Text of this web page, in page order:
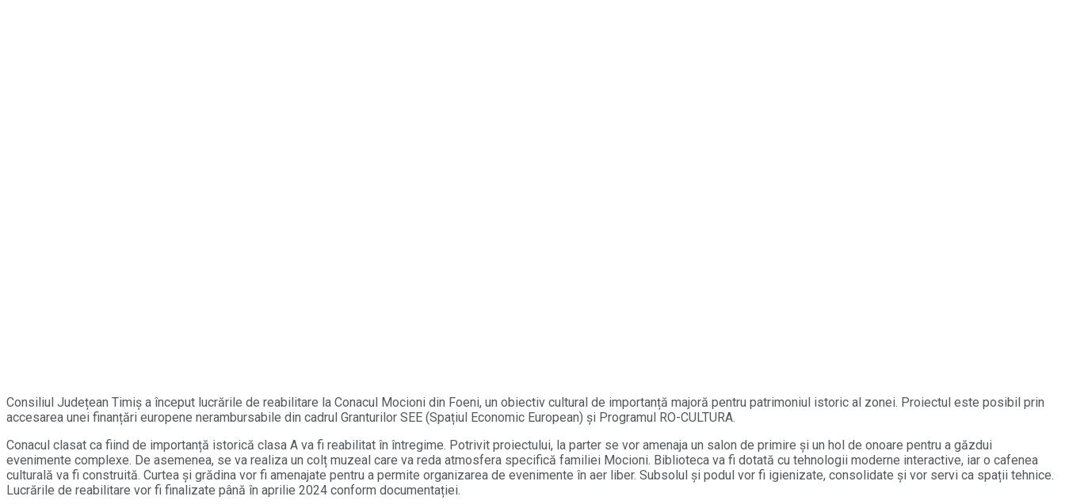
Consiliul Județean Timiș a început lucrările de reabilitare la Conacul Mocioni din Foeni, un obiectiv cultural de importanță majoră pentru patrimoniul istoric al zonei. Proiectul este posibil prin
accesarea unei finanțări europene nerambursabile din cadrul Granturilor SEE (Spațiul Economic European) și Programul RO-CULTURA.
Conacul clasat ca fiind de importanță istorică clasa A va fi reabilitat în întregime. Potrivit proiectului, la parter se vor amenaja un salon de primire și un hol de onoare pentru a găzdui
evenimente complexe. De asemenea, se va realiza un colț muzeal care va reda atmosfera specifică familiei Mocioni. Biblioteca va fi dotată cu tehnologii moderne interactive, iar o cafenea
culturală va fi construită. Curtea și grădina vor fi amenajate pentru a permite organizarea de evenimente în aer liber. Subsolul și podul vor fi igienizate, consolidate și vor servi ca spații tehnice.
Lucrările de reabilitare vor fi finalizate până în aprilie 2024 conform documentației.